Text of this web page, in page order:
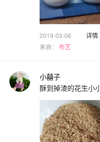
2019-03-06 详情
来自： 布艺
小囍子
酥到掉渣的花生小